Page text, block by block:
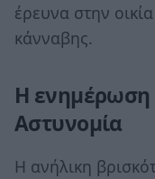
έρευνα στην
κάνναβης.
Η ενημέρωση
Αστυνομία
Η ανήλικη